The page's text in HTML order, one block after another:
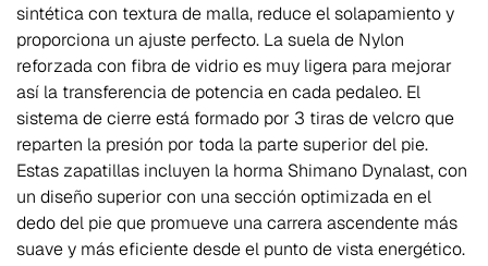
sintética con textura de malla, reduce el solapamiento y
proporciona un ajuste perfecto. La suela de Nylon
reforzada con fibra de vidrio es muy ligera para mejorar
así la transferencia de potencia en cada pedaleo. El
sistema de cierre está formado por 3 tiras de velcro que
reparten la presión por toda la parte superior del pie.
Estas zapatillas incluyen la horma Shimano Dynalast, con
un diseño superior con una sección optimizada en el
dedo del pie que promueve una carrera ascendente más
suave y más eficiente desde el punto de vista energético.